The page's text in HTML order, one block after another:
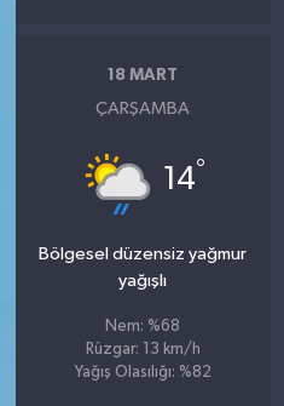
18 MART
ÇARŞAMBA
14°
Bölgesel düzensiz yağmur
yağışlı
Nem: %68
Rüzgar: 13 km/h
Yağış Olasılığı: %82